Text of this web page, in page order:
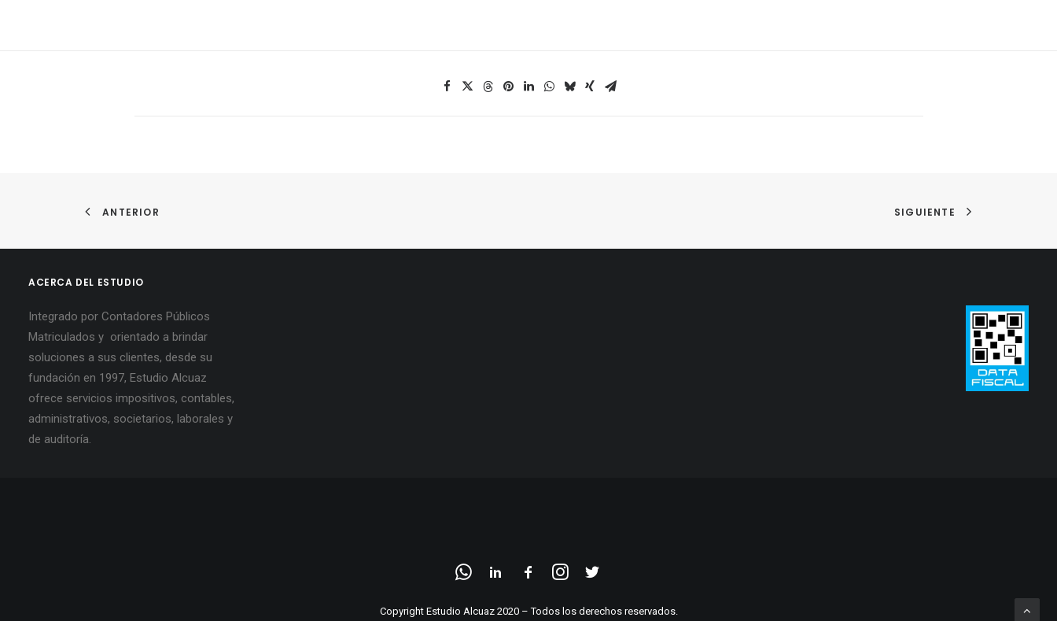
ANTERIOR SIGUIENTE
ACERCA DEL ESTUDIO
Integrado por Contadores Públicos
Matriculados y orientado a brindar
soluciones a sus clientes, desde su
fundación en 1997, Estudio Alcuaz
ofrece servicios impositivos, contables,
administrativos, societarios, laborales y
de auditoría.
Copyright Estudio Alcuaz 2020 – Todos los derechos reservados.